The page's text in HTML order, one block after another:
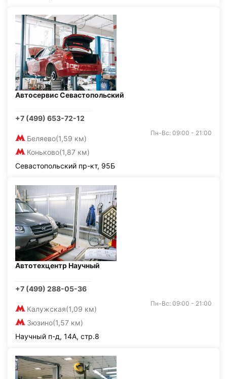
Автосервис Севастопольский
+7 (499) 653-72-12
Беляево(1,59 км)
Коньково(1,87 км)
Пн-Вс: 09:00 - 21:00
Севастопольский пр-кт, 95Б
Автотехцентр Научный
+7 (499) 288-05-36
Калужская(1,09 км)
Зюзино(1,57 км)
Пн-Вс: 09:00 - 21:00
Научный п-д, 14А, стр.8